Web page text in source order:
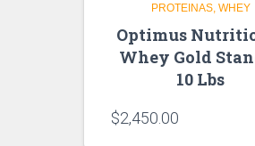
PROTEINAS WHEY
Optimus
Whey Gold
10 Lbs
$2,450.00